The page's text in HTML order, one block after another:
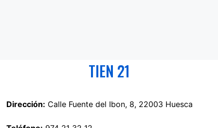
TIEN 21
Dirección: Calle Fuente del Ibon, 8, 22003 Huesca